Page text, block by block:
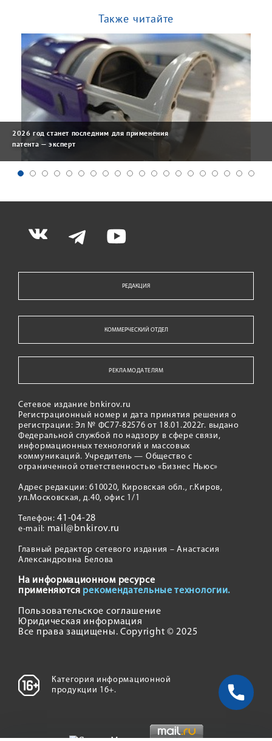
Также читайте
2026 год станет последним для применения
патента — эксперт
РЕДАКЦИЯ
КОММЕРЧЕСКИЙ ОТДЕЛ
РЕКЛАМОДАТЕЛЯМ
Сетевое издание bnkirov.ru
Регистрационный номер и дата принятия решения о
регистрации: Эл № ФС77-82576 от 18.01.2022г. выдано
Федеральной службой по надзору в сфере связи,
информационных технологий и массовых
коммуникаций. Учредитель — Общество с
ограниченной ответственностью «Бизнес Ньюс»
Адрес редакции: 610020, Кировская обл., г.Киров,
ул.Московская, д.40, офис 1/1
Телефон:41-04-28
e-mail: mail@bnkirov.ru
Главный редактор сетевого издания – Анастасия
Александровна Белова
На информационном ресурсе
применяются рекомендательные технологии.
Пользовательское соглашение
Юридическая информация
Все права защищены. Copyright © 2025
Категория информационной
продукции 16+.